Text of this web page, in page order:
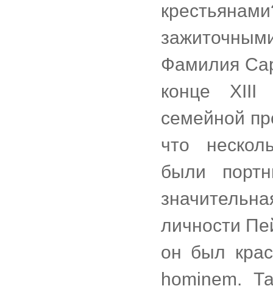
Фамилия
конце XIII
семейной
что
были
личности
он был
hominem.